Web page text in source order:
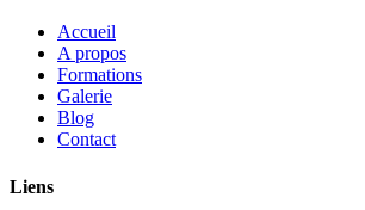
Accueil
A propos
Formations
Galerie
Blog
Contact
Liens